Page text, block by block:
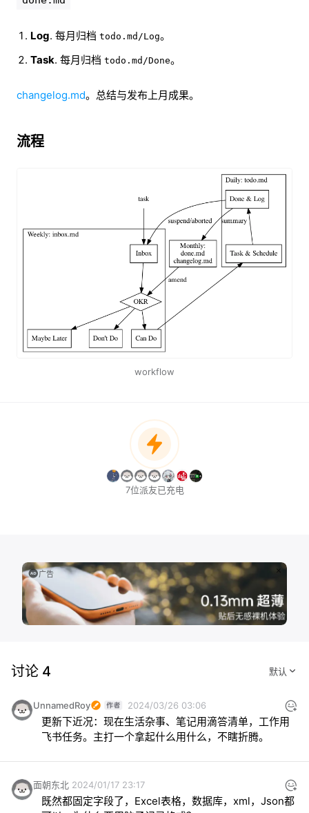
Log. 每月归档 todo.md/Log。
Task. 每月归档 todo.md/Done。
changelog.md。总结与发布上月成果。
流程
workflow
7位派友已充电
广告
讨论 4
UnnamedRoy 2024/03/26 03:06
更新下近况：现在生活杂事、笔记用滴答清单，工作用
飞书任务。主打一个拿起什么用什么，不瞎折腾。
面朝东北 2024/01/17 23:17
既然都固定字段了，Excel表格，数据库，xml，Json都